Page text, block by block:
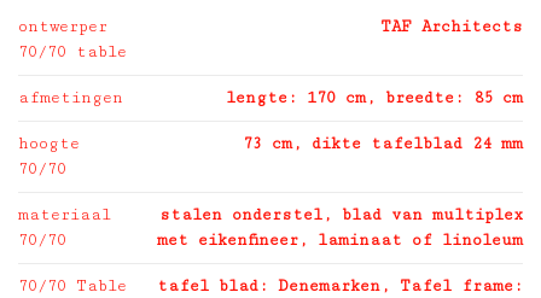
ontwerper
70/70 table
TAF Architects
afmetingen lengte: 170 cm, breedte: 85 cm
hoogte
70/70
73 cm, dikte tafelblad 24 mm
materiaal
70/70
stalen onderstel, blad van multiplex
met eikenfineer, laminaat of linoleum
70/70 Table
tafel blad: Denemarken, Tafel frame: